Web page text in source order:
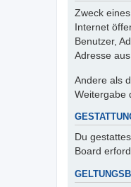
Zweck
Internet
Benutzer,
Adresse
Andere als
Weitergabe
Du
Board